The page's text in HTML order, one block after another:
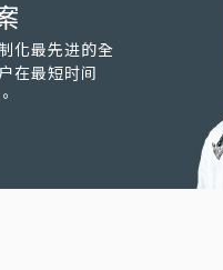
化最先进的全
在最短时间